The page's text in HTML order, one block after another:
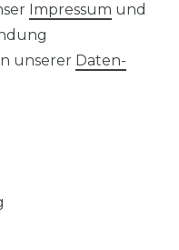
Impressum und
unserer Daten­